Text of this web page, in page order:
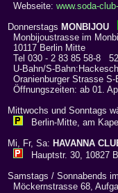
Webseite: www.soda-
Donnerstags MONBIJOU
Monbijoustrasse im
10117 Berlin Mitte
Tel 030 - 2 83 85 58-8
U-Bahn/S-
Oranienburger Strasse
Öffnungszeiten: ab 01.
Mittwochs und Sonntags
Berlin-Mitte, am
Mi, Fr, Sa: HAVANNA
Hauptstr. 30, 10827
Samstags / Sonnabends im
Möckernstrasse 68,